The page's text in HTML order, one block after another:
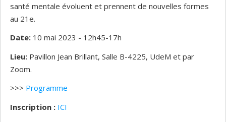
santé mentale évoluent et prennent de nouvelles formes
au 21e.
Date: 10 mai 2023 - 12h45-17h
Lieu: Pavillon Jean Brillant, Salle B-4225, UdeM et par
Zoom.
>>> Programme
Inscription : ICI